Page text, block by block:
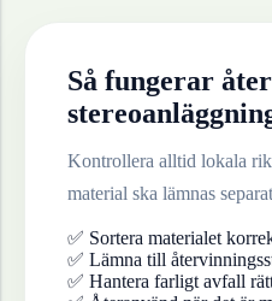
Så fungerar
Kontrollera alltid lokala
material ska lämnas
✅ Sortera materialet
✅ Lämna till
✅ Hantera farligt avfall